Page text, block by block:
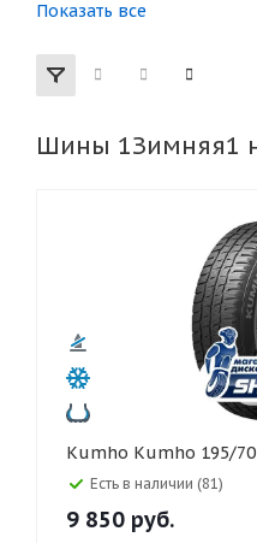
R22
155 165 185
285
30 40
55 65
Показать все
Шины 1Зимняя1
Kumho Kumho
Есть в наличии (81)
9 850 руб.